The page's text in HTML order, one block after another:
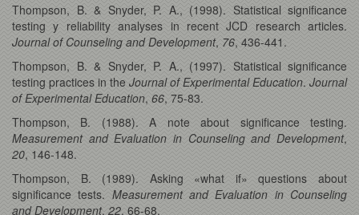
Thompson, B. & Snyder, P. A., (1998). Statistical significance
testing y reliability analyses in recent JCD research articles.
Journal of Counseling and Development, 76, 436-441.
Thompson, B. & Snyder, P. A., (1997). Statistical significance
testing practices in the Journal of Experimental Education. Journal
of Experimental Education, 66, 75-83.
Thompson, B. (1988). A note about significance testing.
Measurement and Evaluation in Counseling and Development,
20, 146-148.
Thompson, B. (1989). Asking «what if» questions about
significance tests. Measurement and Evaluation in Counseling
and Development, 22, 66-68.